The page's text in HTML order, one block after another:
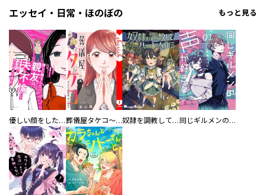
エッセイ・日常・ほのぼの もっと見る
優しい顔をした親友は、夫と不倫して私の家に入り込んできた。 葬儀屋タケコ～あなたの最期、叶えます【電子単行本版】 奴隷を調教してハーレム作る 同じギルメンの声が好き